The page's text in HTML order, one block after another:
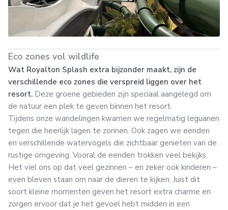
Eco zones vol wildlife
Wat Royalton Splash extra bijzonder maakt, zijn de
verschillende eco zones die verspreid liggen over het
resort. Deze groene gebieden zijn speciaal aangelegd om
de natuur een plek te geven binnen het resort.
Tijdens onze wandelingen kwamen we regelmatig leguanen
tegen die heerlijk lagen te zonnen. Ook zagen we eenden
en verschillende watervogels die zichtbaar genieten van de
rustige omgeving. Vooral de eenden trokken veel bekijks.
Het viel ons op dat veel gezinnen – en zeker ook kinderen –
even bleven staan om naar de dieren te kijken. Juist dit
soort kleine momenten geven het resort extra charme en
zorgen ervoor dat je het gevoel hebt midden in een